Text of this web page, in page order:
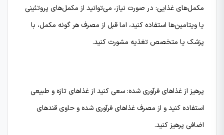
مکمل‌های غذایی: در صورت نیاز، می‌توانید از مکمل‌های پروتئینی
یا ویتامین‌ها استفاده کنید، اما قبل از مصرف هر گونه مکمل، با
پزشک یا متخصص تغذیه مشورت کنید.
پرهیز از غذاهای فرآوری شده: سعی کنید از غذاهای تازه و طبیعی
استفاده کنید و از مصرف غذاهای فرآوری شده و حاوی قندهای
اضافی پرهیز کنید.